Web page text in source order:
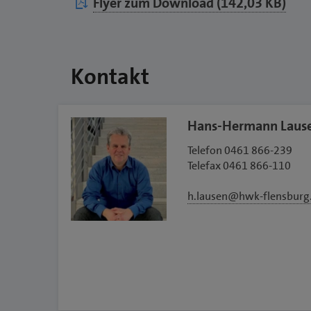
Kontakt
Hans-Hermann
Telefon 0461 866-239
Telefax 0461 866-110
h.lausen@hwk-